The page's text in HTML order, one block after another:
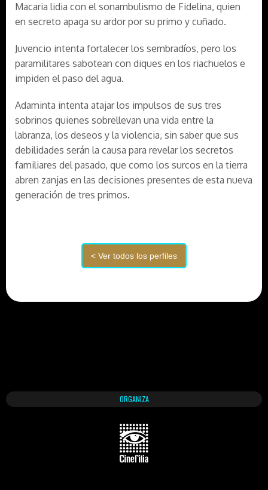
Macaria lidia con el sonambulismo de Fidelina, quien
en secreto apaga su ardor por su primo y cuñado.
Juvencio intenta fortalecer los sembradíos, pero los
paramilitares sabotean con diques en los riachuelos e
impiden el paso del agua.
Adaminta intenta atajar los impulsos de sus tres
sobrinos quienes sobrellevan una vida entre la
labranza, los deseos y la violencia, sin saber que sus
debilidades serán la causa para revelar los secretos
familiares del pasado, que como los surcos en la tierra
abren zanjas en las decisiones presentes de esta nueva
generación de tres primos.
ORGANIZA